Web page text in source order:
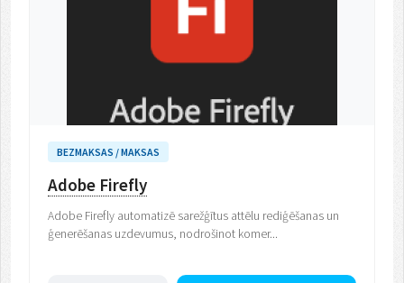
BEZMAKSAS / MAKSAS
Adobe Firefly
Adobe Firefly automatizē sarežģītus attēlu rediģēšanas un
ģenerēšanas uzdevumus, nodrošinot komer...